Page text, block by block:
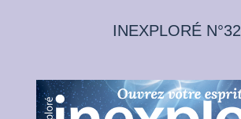
INEXPLORÉ N°32